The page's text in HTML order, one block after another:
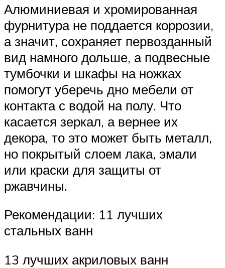
Алюминиевая и хромированная
фурнитура не поддается коррозии,
а значит, сохраняет первозданный
вид намного дольше, а подвесные
тумбочки и шкафы на ножках
помогут уберечь дно мебели от
контакта с водой на полу. Что
касается зеркал, а вернее их
декора, то это может быть металл,
но покрытый слоем лака, эмали
или краски для защиты от
ржавчины.
Рекомендации: 11 лучших
стальных ванн
13 лучших акриловых ванн